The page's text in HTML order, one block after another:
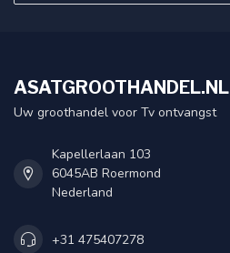
ASATGROOTHANDEL.NL
Uw groothandel voor Tv ontvangst
Kapellerlaan 103
6045AB Roermond
Nederland
+31 475407278